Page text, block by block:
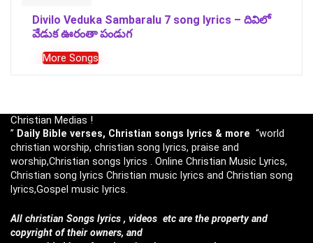
Divilo Veduka Sambaralu 7 song lyrics – దివిలో
వేడుక ఊరంతా పండుగ
More Songs
Christian Medias !
” Daily Bible verses, Christian songs lyrics & more “world
christian worship, christian song lyrics, praise and
worship,Christian songs lyrics . Online Christian Music Lyrics,
Christian song lyrics Christian music lyrics and Christian song
lyrics,Gospel music lyrics.
All christian Songs lyrics , videos etc are the property and
copyright of their owners, and